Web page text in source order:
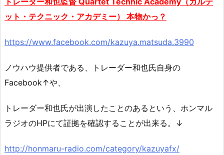
ット・テクニック・アカデミー） 本物かっ？
https://www.facebook.com/kazuya.matsuda.3990
ノウハウ提供者である、トレーダー和也氏自身の
Facebook↑や、
トレーダー和也氏が出演したことのあるという、ホンマル
ラジオのHPにて証拠を確認することが出来る。↓
http://honmaru-radio.com/category/kazuyafx/